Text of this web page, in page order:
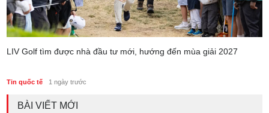
LIV Golf tìm được nhà đầu tư mới, hướng đến mùa giải 2027
Tin quốc tế 1 ngày trước
BÀI VIẾT MỚI